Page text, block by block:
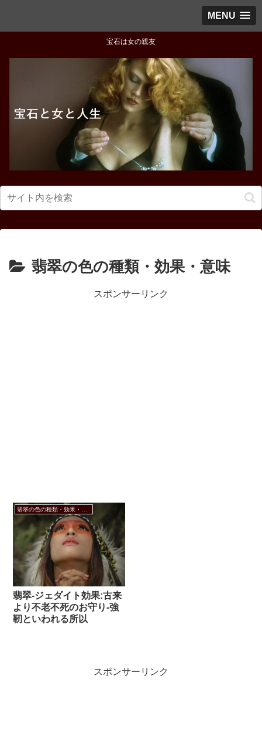
MENU
宝石は女の親友
翡翠の色の種類・効果・意味
スポンサーリンク
翡翠-ジェダイト効果:古来
より不老不死のお守り-強
靭といわれる所以
スポンサーリンク